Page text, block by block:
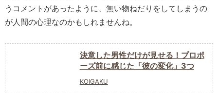
うコメントがあったように、無い物ねだりをしてしまうの
が人間の心理なのかもしれませんね。
決意した男性だけが見せる！プロポ
ーズ前に感じた「彼の変化」3つ
KOIGAKU